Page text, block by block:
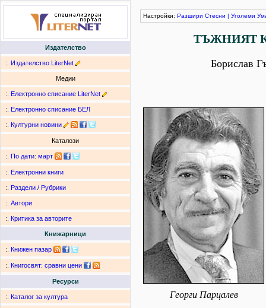
Издателство
:. Издателство LiterNet
Медии
:. Електронно списание LiterNet
:. Електронно списание БЕЛ
:. Културни новини
Каталози
:. По дати: март
:. Електронни книги
:. Раздели / Рубрики
:. Автори
:. Критика за авторите
Книжарници
:. Книжен пазар
:. Книгосвят: сравни цени
Ресурси
:. Каталог за култура
Настройки: Разшири Стесни | Уголеми
ТЪЖНИЯТ
Борислав
Георги Парцалев